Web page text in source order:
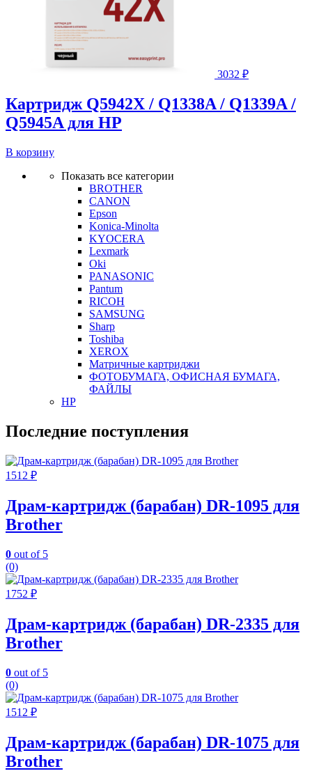
3032 ₽
Картридж Q5942X / Q1338A / Q1339A /
Q5945A для HP
В корзину
Показать все категории
BROTHER
CANON
Epson
Konica-Minolta
KYOCERA
Lexmark
Oki
PANASONIC
Pantum
RICOH
SAMSUNG
Sharp
Toshiba
XEROX
Матричные картриджи
ФОТОБУМАГА, ОФИСНАЯ БУМАГА,
ФАЙЛЫ
HP
Последние поступления
1512 ₽
Драм-картридж (барабан) DR-1095 для
Brother
0 out of 5
(0)
1752 ₽
Драм-картридж (барабан) DR-2335 для
Brother
0 out of 5
(0)
1512 ₽
Драм-картридж (барабан) DR-1075 для
Brother